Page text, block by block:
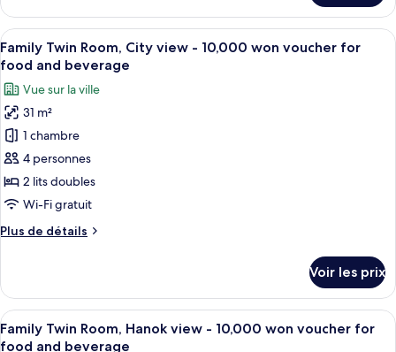
lits
jumeaux
(Semi-
Hanok
view)
le
type
de
chambre
Deluxe
avec
lits
jumeaux
(Semi-
view)
Afficher
toutes
les
photos
pour
ce
type
de
chambre :
Twin
view
-
10,000
Une librairie avec des étagères, des
7
Family Twin Room, City view - 10,000 won voucher for
food and beverage
Vue sur la ville
31 m²
1 chambre
4 personnes
2 lits doubles
Wi-Fi gratuit
Plus de détails
Plus
le
type
de
chambre
Voir les prix
Afficher
toutes
Une librairie avec des étagères, des
8
Family Twin Room, Hanok view - 10,000 won voucher for
food and beverage